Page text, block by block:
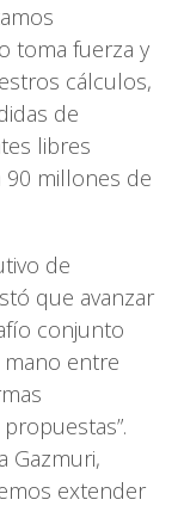
toma fuerza y
cálculos,
de
libres
millones de
de
que avanzar
conjunto
entre
Gazmuri,
extender